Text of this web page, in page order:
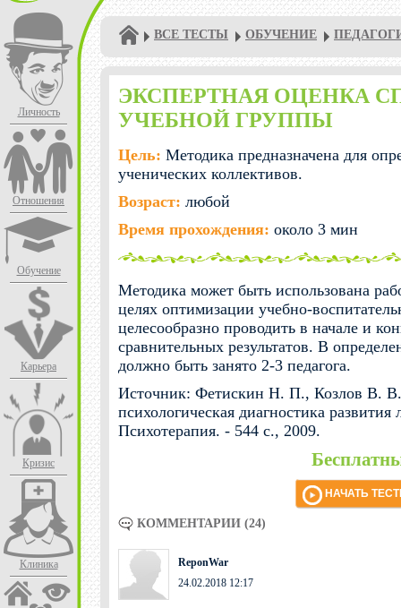
Личность
Отношения
Обучение
Карьера
Кризис
Клиника
ВСЕ ТЕСТЫ ОБУЧЕНИЕ
ЭКСПЕРТНАЯ ОЦЕНКА
УЧЕБНОЙ ГРУППЫ
Цель: Методика предназначена для
ученических коллективов.
Возраст: любой
Время прохождения: около 3 мин
Методика может быть использована
целях оптимизации учебно-
целесообразно проводить в начале и
сравнительных результатов. В
должно быть занято 2-3 педагога.
Источник: Фетискин Н. П., Козлов В.
психологическая диагностика
Психотерапия. - 544 с., 2009.
НАЧАТЬ
КОММЕНТАРИИ (24)
ReponWar
24.02.2018 12:17